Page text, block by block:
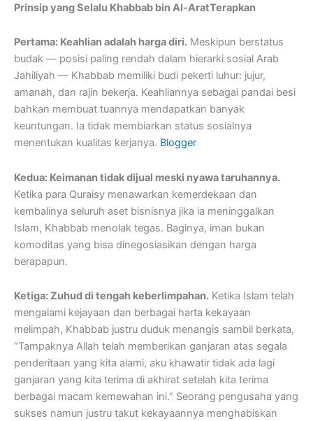
Prinsip yang Selalu Khabbab bin Al-AratTerapkan
Pertama: Keahlian adalah harga diri. Meskipun berstatus
budak — posisi paling rendah dalam hierarki sosial Arab
Jahiliyah — Khabbab memiliki budi pekerti luhur: jujur,
amanah, dan rajin bekerja. Keahliannya sebagai pandai besi
bahkan membuat tuannya mendapatkan banyak
keuntungan. Ia tidak membiarkan status sosialnya
menentukan kualitas kerjanya. Blogger
Kedua: Keimanan tidak dijual meski nyawa taruhannya.
Ketika para Quraisy menawarkan kemerdekaan dan
kembalinya seluruh aset bisnisnya jika ia meninggalkan
Islam, Khabbab menolak tegas. Baginya, iman bukan
komoditas yang bisa dinegosiasikan dengan harga
berapapun.
Ketiga: Zuhud di tengah keberlimpahan. Ketika Islam telah
mengalami kejayaan dan berbagai harta kekayaan
melimpah, Khabbab justru duduk menangis sambil berkata,
“Tampaknya Allah telah memberikan ganjaran atas segala
penderitaan yang kita alami, aku khawatir tidak ada lagi
ganjaran yang kita terima di akhirat setelah kita terima
berbagai macam kemewahan ini.” Seorang pengusaha yang
sukses namun justru takut kekayaannya menghabiskan